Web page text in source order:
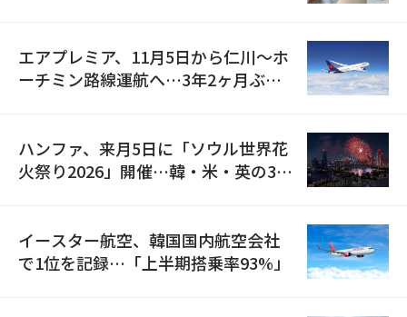
エアプレミア、11月5日から仁川〜ホ
ーチミン路線運航へ…3年2ヶ月ぶり
ハンファ、来月5日に「ソウル世界花
火祭り2026」開催…韓・米・英の3カ
イースター航空、韓国国内航空会社
で1位を記録…「上半期搭乗率93%」